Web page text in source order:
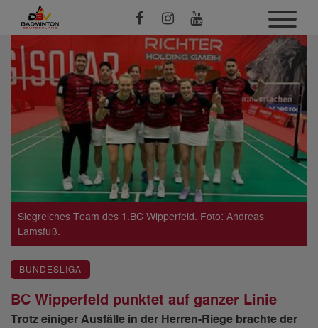
Siegreiches Team des 1.BC Wipperfeld. Foto: Andreas
Lamsfuß.
BUNDESLIGA
BC Wipperfeld punktet auf ganzer Linie
Trotz einiger Ausfälle in der Herren-Riege brachte der